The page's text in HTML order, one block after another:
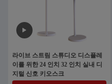
라이브 스트림 스튜디오 디스플레
이를 위한 24 인치 32 인치 실내 디
지털 신호 키오스크